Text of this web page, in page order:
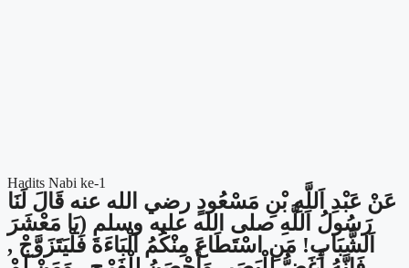
Hadits Nabi ke-1
عَنْ عَبْدِ اَللَّهِ بْنِ مَسْعُودٍ رضي الله عنه قَالَ لَنَا
رَسُولُ اَللَّهِ صلى الله عليه وسلم (يَا مَعْشَرَ
اَلشَّبَابِ! مَنِ اسْتَطَاعَ مِنْكُمُ اَلْبَاءَةَ فَلْيَتَزَوَّجْ ,